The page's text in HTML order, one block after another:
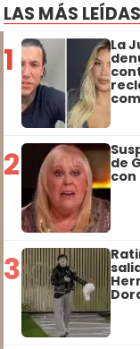
LAS MÁS LEÍDAS
1 La
2 de
con
3